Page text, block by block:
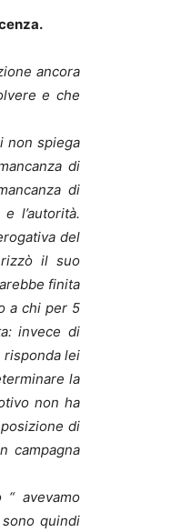
ancora
e che
non spiega
di
di
l’autorità.
del
il suo
finita
a chi per 5
invece di
risponda lei
la
non ha
di
campagna
avevamo
quindi